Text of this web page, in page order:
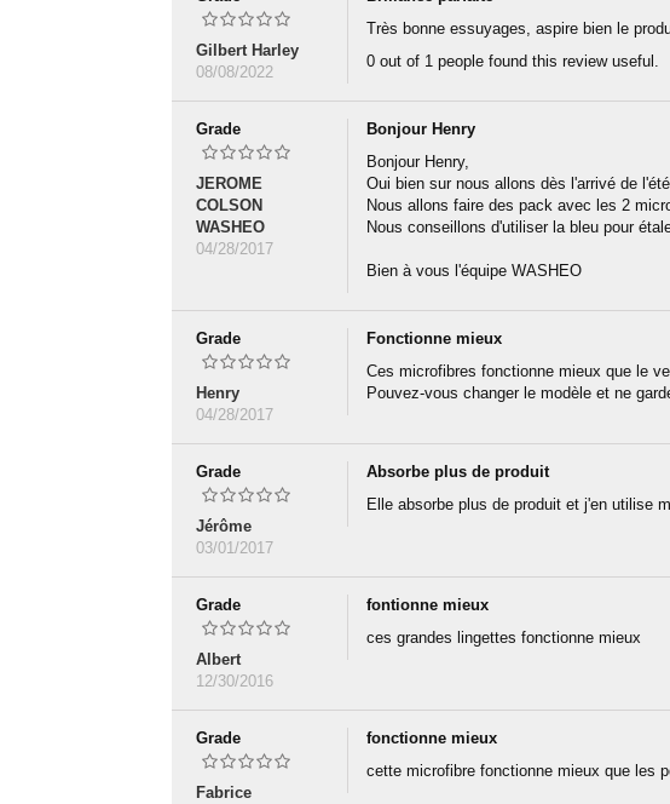
Gilbert Harley
08/08/2022
Très bonne essuyages, aspire bien le
0 out of 1 people found this review useful.
Grade
JEROME
COLSON
WASHEO
04/28/2017
Bonjour Henry
Bonjour Henry,
Oui bien sur nous allons dès l'arrivé de
Nous allons faire des pack avec les 2
Nous conseillons d'utiliser la bleu pour
Bien à vous l'équipe WASHEO
Grade
Henry
04/28/2017
Fonctionne mieux
Ces microfibres fonctionne mieux que le
Pouvez-vous changer le modèle et ne
Grade
Jérôme
03/01/2017
Absorbe plus de produit
Elle absorbe plus de produit et j'en utilise
Grade
Albert
12/30/2016
fontionne mieux
ces grandes lingettes fonctionne mieux
Grade
Fabrice
fonctionne mieux
cette microfibre fonctionne mieux que les